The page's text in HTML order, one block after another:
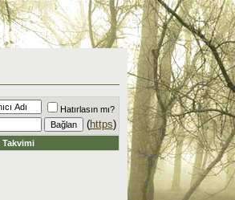
Hatırlasın mı?
(https)